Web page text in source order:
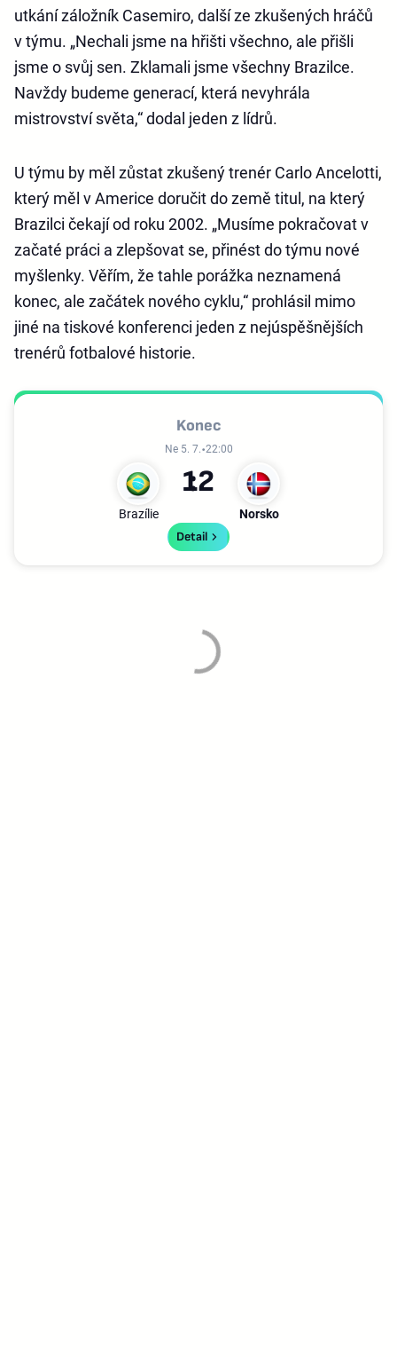
utkání záložník Casemiro, další ze zkušených hráčů
v týmu. „Nechali jsme na hřišti všechno, ale přišli
jsme o svůj sen. Zklamali jsme všechny Brazilce.
Navždy budeme generací, která nevyhrála
mistrovství světa,“ dodal jeden z lídrů.
U týmu by měl zůstat zkušený trenér Carlo Ancelotti,
který měl v Americe doručit do země titul, na který
Brazilci čekají od roku 2002. „Musíme pokračovat v
začaté práci a zlepšovat se, přinést do týmu nové
myšlenky. Věřím, že tahle porážka neznamená
konec, ale začátek nového cyklu,“ prohlásil mimo
jiné na tiskové konferenci jeden z nejúspěšnějších
trenérů fotbalové historie.
Konec
Ne 5. 7. 22:00
Brazílie
1
Norsko
2
Detail